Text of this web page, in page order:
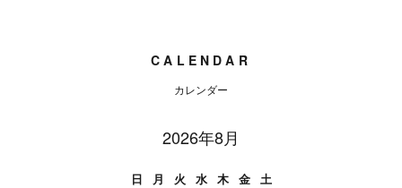
CALENDAR
カレンダー
2026年8月
日 月 火 水 木 金
土